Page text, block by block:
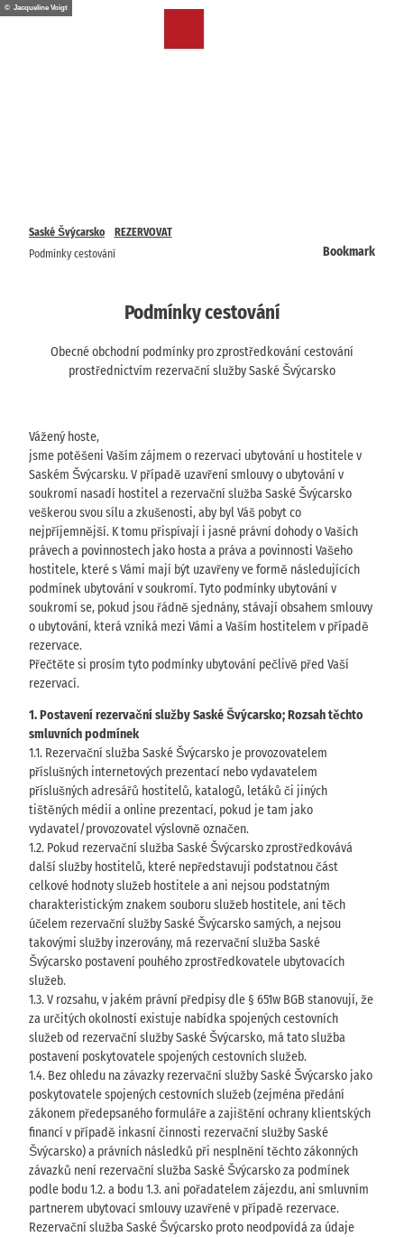
T© Jacqueline Voigt
Saské Švýcarsko
REZERVOVAT
Podmínky cestování
Bookmark
Podmínky cestování
Obecné obchodní podmínky pro zprostředkování cestování
prostřednictvím rezervační služby Saské Švýcarsko
Vážený hoste,
jsme potěšeni Vaším zájmem o rezervaci ubytování u hostitele v
Saském Švýcarsku. V případě uzavření smlouvy o ubytování v
soukromí nasadí hostitel a rezervační služba Saské Švýcarsko
veškerou svou sílu a zkušenosti, aby byl Váš pobyt co
nejpříjemnější. K tomu přispívají i jasné právní dohody o Vašich
právech a povinnostech jako hosta a práva a povinnosti Vašeho
hostitele, které s Vámi mají být uzavřeny ve formě následujících
podmínek ubytování v soukromí. Tyto podmínky ubytování v
soukromí se, pokud jsou řádně sjednány, stávají obsahem smlouvy
o ubytování, která vzniká mezi Vámi a Vaším hostitelem v případě
rezervace.
Přečtěte si prosím tyto podmínky ubytování pečlivě před Vaší
rezervací.
1. Postavení rezervační služby Saské Švýcarsko; Rozsah těchto
smluvních podmínek
1.1. Rezervační služba Saské Švýcarsko je provozovatelem
příslušných internetových prezentací nebo vydavatelem
příslušných adresářů hostitelů, katalogů, letáků či jiných
tištěných médií a online prezentací, pokud je tam jako
vydavatel/provozovatel výslovně označen.
1.2. Pokud rezervační služba Saské Švýcarsko zprostředkovává
další služby hostitelů, které nepředstavují podstatnou část
celkové hodnoty služeb hostitele a ani nejsou podstatným
charakteristickým znakem souboru služeb hostitele, ani těch
účelem rezervační služby Saské Švýcarsko samých, a nejsou
takovými služby inzerovány, má rezervační služba Saské
Švýcarsko postavení pouhého zprostředkovatele ubytovacích
služeb.
1.3. V rozsahu, v jakém právní předpisy dle § 651w BGB stanovují, že
za určitých okolností existuje nabídka spojených cestovních
služeb od rezervační služby Saské Švýcarsko, má tato služba
postavení poskytovatele spojených cestovních služeb.
1.4. Bez ohledu na závazky rezervační služby Saské Švýcarsko jako
poskytovatele spojených cestovních služeb (zejména předání
zákonem předepsaného formuláře a zajištění ochrany klientských
financí v případě inkasní činnosti rezervační služby Saské
Švýcarsko) a právních následků při nesplnění těchto zákonných
závazků není rezervační služba Saské Švýcarsko za podmínek
podle bodu 1.2. a bodu 1.3. ani pořadatelem zájezdu, ani smluvním
partnerem ubytovací smlouvy uzavřené v případě rezervace.
Rezervační služba Saské Švýcarsko proto neodpovídá za údaje